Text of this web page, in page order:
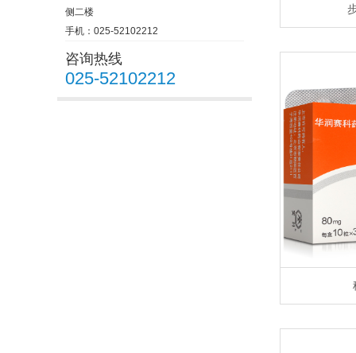
侧二楼
手机：025-52102212
咨询热线
025-52102212